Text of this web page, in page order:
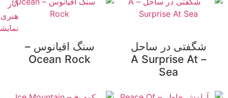
شگفتی در ساحل
– A Surprise At
Sea
سنگ اقیانوس –
Ocean Rock